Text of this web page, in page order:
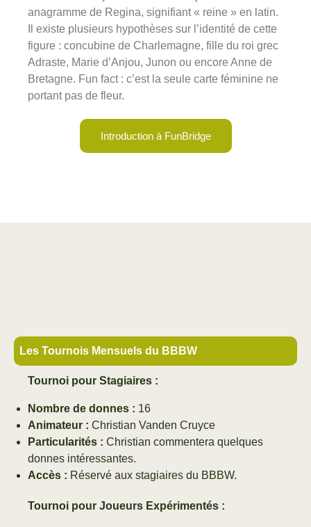
anagramme de Regina, signifiant « reine » en latin.
Il existe plusieurs hypothèses sur l’identité de cette
figure : concubine de Charlemagne, fille du roi grec
Adraste, Marie d’Anjou, Junon ou encore Anne de
Bretagne. Fun fact : c’est la seule carte féminine ne
portant pas de fleur.
Introduction à FunBridge
Les Tournois Mensuels du BBBW
Tournoi pour Stagiaires :
Nombre de donnes : 16
Animateur : Christian Vanden Cruyce
Particularités : Christian commentera quelques
donnes intéressantes.
Accès : Réservé aux stagiaires du BBBW.
Tournoi pour Joueurs Expérimentés :